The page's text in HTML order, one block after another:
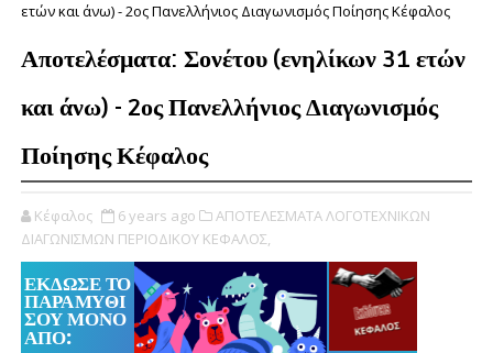
ετών και άνω) - 2ος Πανελλήνιος Διαγωνισμός Ποίησης Κέφαλος
Αποτελέσματα: Σονέτου (ενηλίκων 31 ετών
και άνω) - 2ος Πανελλήνιος Διαγωνισμός
Ποίησης Κέφαλος
Κέφαλος 6 years ago
ΑΠΟΤΕΛΕΣΜΑΤΑ ΛΟΓΟΤΕΧΝΙΚΩΝ
ΔΙΑΓΩΝΙΣΜΩΝ ΠΕΡΙΟΔΙΚΟΥ ΚΕΦΑΛΟΣ,